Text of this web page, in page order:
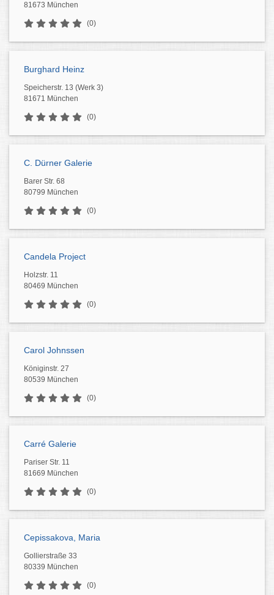
81673 München
(0)
Burghard Heinz
Speicherstr. 13 (Werk 3)
81671 München
(0)
C. Dürner Galerie
Barer Str. 68
80799 München
(0)
Candela Project
Holzstr. 11
80469 München
(0)
Carol Johnssen
Königinstr. 27
80539 München
(0)
Carré Galerie
Pariser Str. 11
81669 München
(0)
Cepissakova, Maria
Gollierstraße 33
80339 München
(0)